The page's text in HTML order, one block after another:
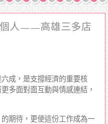
個人——高雄三多店
成，是支撐經濟的重要核
多面對面互動與情感連結，
期待，更使這份工作成為一